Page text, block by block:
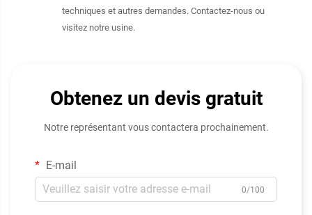
techniques et autres demandes. Contactez-nous ou
visitez notre usine.
Obtenez un devis gratuit
Notre représentant vous contactera prochainement.
E-mail
0/100